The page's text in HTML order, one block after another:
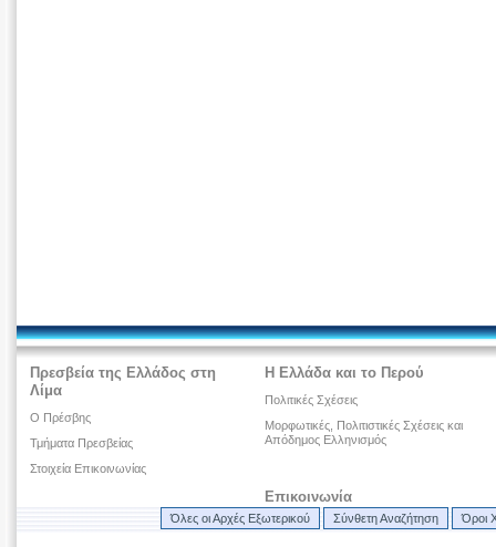
Πρεσβεία της Ελλάδος στη
Λίμα
Ο Πρέσβης
Τμήματα Πρεσβείας
Στοιχεία Επικοινωνίας
Η Ελλάδα και το Περού
Πολιτικές Σχέσεις
Μορφωτικές, Πολιτιστικές Σχέσεις και
Απόδημος Ελληνισμός
Επικοινωνία
Όλες οι Αρχές Εξωτερικού Σύνθετη Αναζήτηση Όροι